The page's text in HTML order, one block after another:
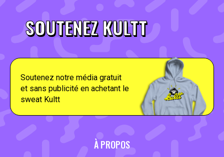
SOUTENEZ KULTT
Soutenez notre média gratuit
et sans publicité en achetant le
sweat Kultt
À PROPOS